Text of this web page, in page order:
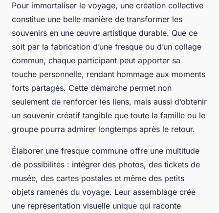
Pour immortaliser le voyage, une création collective
constitue une belle manière de transformer les
souvenirs en une œuvre artistique durable. Que ce
soit par la fabrication d’une fresque ou d’un collage
commun, chaque participant peut apporter sa
touche personnelle, rendant hommage aux moments
forts partagés. Cette démarche permet non
seulement de renforcer les liens, mais aussi d’obtenir
un souvenir créatif tangible que toute la famille ou le
groupe pourra admirer longtemps après le retour.
Élaborer une fresque commune offre une multitude
de possibilités : intégrer des photos, des tickets de
musée, des cartes postales et même des petits
objets ramenés du voyage. Leur assemblage crée
une représentation visuelle unique qui raconte